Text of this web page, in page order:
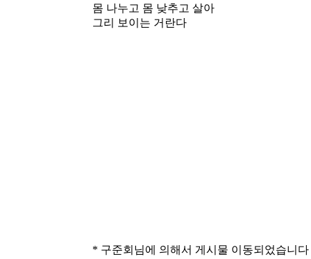
몸 나누고 몸 낮추고 살아
그리 보이는 거란다
* 구준회님에 의해서 게시물 이동되었습니다